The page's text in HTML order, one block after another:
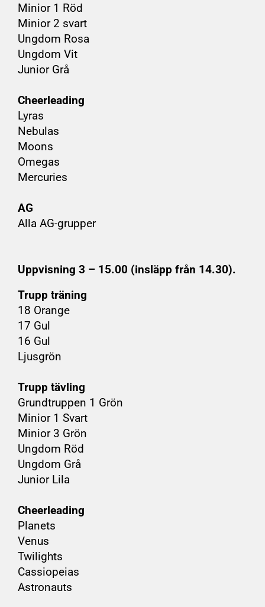
Minior 1 Röd
Minior 2 svart
Ungdom Rosa
Ungdom Vit
Junior Grå
Cheerleading
Lyras
Nebulas
Moons
Omegas
Mercuries
AG
Alla AG-grupper
Uppvisning 3 – 15.00 (insläpp från 14.30).
Trupp träning
18 Orange
17 Gul
16 Gul
Ljusgrön
Trupp tävling
Grundtruppen 1 Grön
Minior 1 Svart
Minior 3 Grön
Ungdom Röd
Ungdom Grå
Junior Lila
Cheerleading
Planets
Venus
Twilights
Cassiopeias
Astronauts